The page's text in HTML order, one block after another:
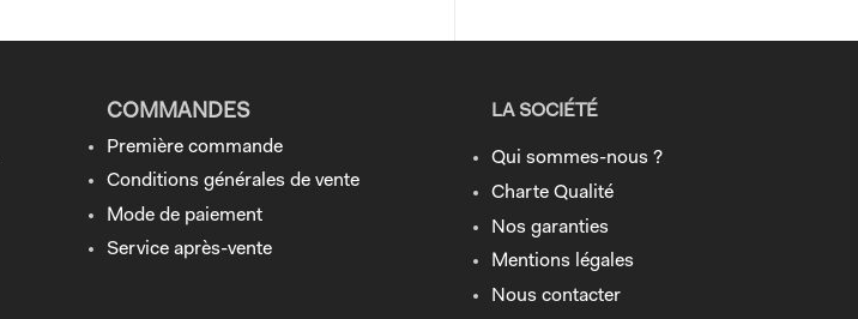
COMMANDES
Première commande
Conditions générales de vente
Mode de paiement
Service après-vente
LA SOCIÉTÉ
Qui sommes-nous ?
Charte Qualité
Nos garanties
Mentions légales
Nous contacter